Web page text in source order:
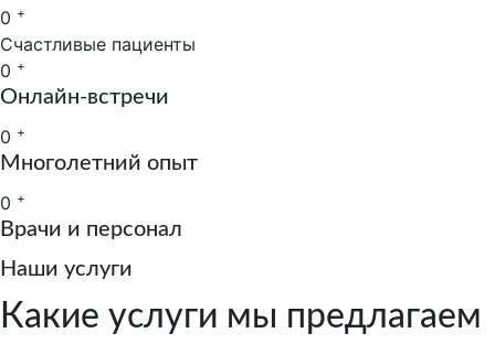
0 +
Счастливые пациенты
0 +
Онлайн-встречи
0 +
Многолетний опыт
0 +
Врачи и персонал
Наши услуги
Какие услуги мы предлагаем